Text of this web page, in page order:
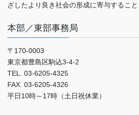
ざしたより良き社会の形成に寄与すること
本部／東部事務局
〒170-0003
東京都豊島区駒込3-4-2
TEL. 03-6205-4325
FAX. 03-6205-4326
平日10時～17時（土日祝休業）